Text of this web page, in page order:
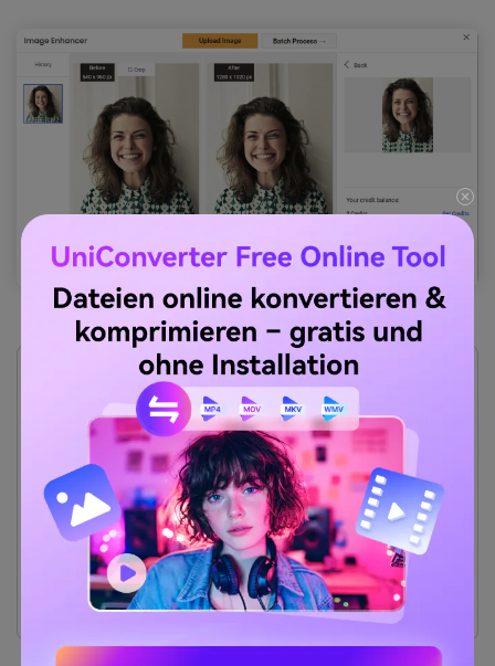
Vorteile
Mit der Funktion der Bildentrauschung können Sie die
Parameter des Bildes automatisch anpassen. Sie
können die Schärfe und den Grad des Rauschens im
Bild auswählen.
VanceAI bietet auch eine Funktion zum Schärfen von
Bildern, mit der Sie den Grad der Unschärfe in Ihrem
Bild anpassen können. Für bessere Ergebnisse können
Sie zwischen verschiedenen Arten von Unschärfen
wählen, z.B. Bewegungsunschärfe und
Linsenunschärfe.
Das Tool bietet auch spezielle Tools für animierte
Fotos und Cartoons. So erhalten Sie genaue
Ergebnisse auf der Grundlage Ihrer Anforderungen.